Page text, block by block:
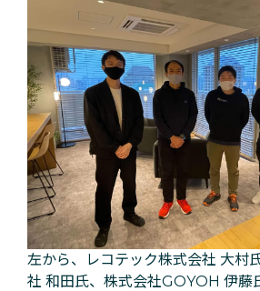
左から、レコテック株式会社 大
社 和田氏、株式会社GOYOH 伊藤